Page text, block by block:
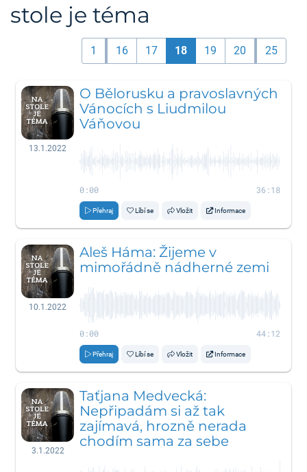
stole je téma
1 16 17 18 19 20 25
13.1.2022
O Bělorusku a pravoslavných
Vánocích s Liudmilou
Váňovou
0:00 36:18
Přehraj Líbí se Vložit Informace
10.1.2022
Aleš Háma: Žijeme v
mimořádně nádherné zemi
0:00 44:12
Přehraj Líbí se Vložit Informace
3.1.2022
Taťjana Medvecká:
Nepřipadám si až tak
zajímavá, hrozně nerada
chodím sama za sebe